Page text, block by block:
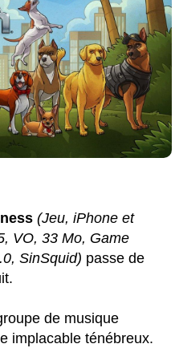
(Jeu, iPhone et
VO, 33 Mo, Game
SinSquid) passe de
de musique
implacable ténébreux.